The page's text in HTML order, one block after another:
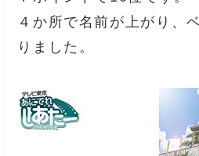
４か所で名前が上がり、
りました。